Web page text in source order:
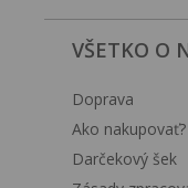
VŠETKO O
Doprava
Ako nakupovať?
Darčekový šek